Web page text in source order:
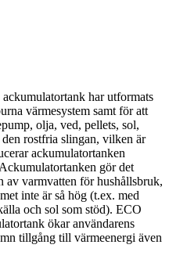
ackumulatortank har utformats
värmesystem samt för att
olja, ved, pellets, sol,
rostfria slingan, vilken är
ackumulatortanken
gör det
av varmvatten för hushållsbruk,
inte är så hög (t.ex. med
och sol som stöd). ECO
ökar användarens
tillgång till värmeenergi även